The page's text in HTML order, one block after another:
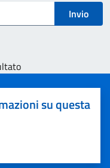
Invio
su questa